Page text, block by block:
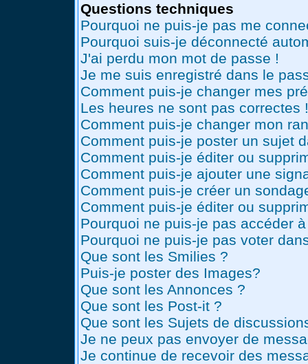
Questions techniques
Pourquoi ne puis-je pas me
Pourquoi suis-je déconnecté
J'ai perdu mon mot de passe !
Je me suis enregistré dans le
Comment puis-je changer mes
Les heures ne sont pas correctes !
Comment puis-je changer mon
Comment puis-je poster un sujet
Comment puis-je éditer ou
Comment puis-je ajouter une
Comment puis-je créer un
Comment puis-je éditer ou
Pourquoi ne puis-je pas accéder
Pourquoi ne puis-je pas voter
Que sont les Smilies ?
Puis-je poster des Images?
Que sont les Annonces ?
Que sont les Post-it ?
Que sont les Sujets de
Je ne peux pas envoyer de
Je continue de recevoir des